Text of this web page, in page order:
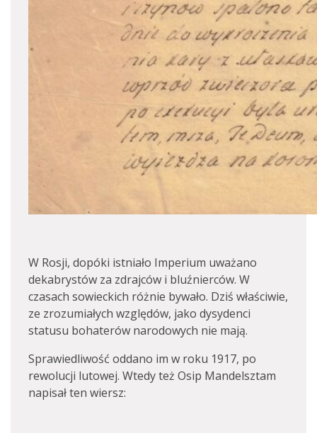
W Rosji, dopóki istniało Imperium uważano
dekabrystów za zdrajców i bluźnierców. W
czasach sowieckich różnie bywało. Dziś właściwie,
ze zrozumiałych względów, jako dysydenci
statusu bohaterów narodowych nie mają.
Sprawiedliwość oddano im w roku 1917, po
rewolucji lutowej. Wtedy też Osip Mandelsztam
napisał ten wiersz: